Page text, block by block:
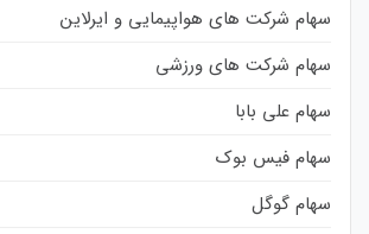
سهام شرکت های هواپیمایی و ایرلاین
سهام شرکت های ورزشی
سهام علی بابا
سهام فیس بوک
سهام گوگل